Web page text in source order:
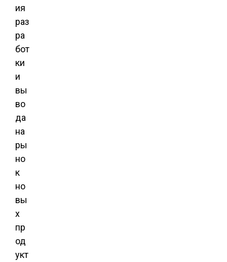
ия
раз
ра
бот
ки
и
вы
во
да
на
ры
но
к
но
вы
х
пр
од
укт